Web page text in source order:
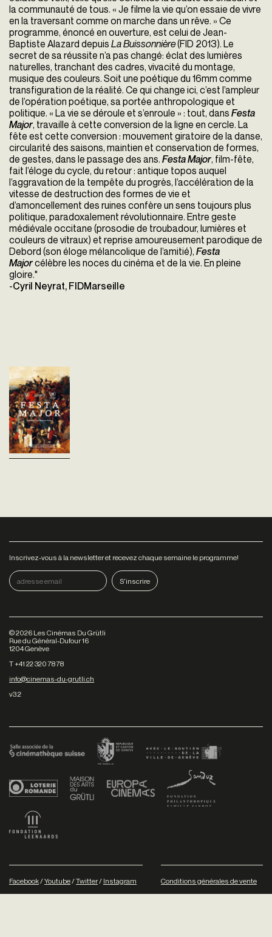
la communauté de tous. « Je filme la vie qu’on essaie de vivre
en la traversant comme on marche dans un rêve. » Ce
programme, énoncé en ouverture, est celui de Jean-
Baptiste Alazard depuis La Buissonnière(FID 2013). Le
secret de sa réussite n’a pas changé: éclat des lumières
naturelles, tranchant des cadres, vivacité du montage,
musique des couleurs. Soit une poétique du 16mm comme
transfiguration de la réalité. Ce qui change ici, c’est l’ampleur
de l’opération poétique, sa portée anthropologique et
politique. « La vie se déroule et s’enroule » : tout, dans Festa
Major, travaille à cette conversion de la ligne en cercle. La
fête est cette conversion : mouvement giratoire de la danse,
circularité des saisons, maintien et conservation de formes,
de gestes, dans le passage des ans. Festa Major, film-fête,
fait l’éloge du cycle, du retour : antique topos auquel
l’aggravation de la tempête du progrès, l’accélération de la
vitesse de destruction des formes de vie et
d’amoncellement des ruines confère un sens toujours plus
politique, paradoxalement révolutionnaire. Entre geste
médiévale occitane (prosodie de troubadour, lumières et
couleurs de vitraux) et reprise amoureusement parodique de
Debord (son éloge mélancolique de l’amitié), Festa
Majorcélèbre les noces du cinéma et de la vie. En pleine
gloire."
-Cyril Neyrat, FIDMarseille
vofr - 68'
Chaque année à la fin de l’été,
depuis au moins cent vingt
ans, un petit village des
Pyrénées organise sa fête.
Cinq jours d’ivresse et de...
Inscrivez-vous à la newsletter et recevez chaque semaine le programme!
©2026 Les Cinémas Du Grütli
Rue du Général-Dufour 16
1204 Genève
T +41 22 320 78 78
info@cinemas-du-grutli.ch
v3.2
Facebook/Youtube/Twitter/ Instagram Conditions générales de vente